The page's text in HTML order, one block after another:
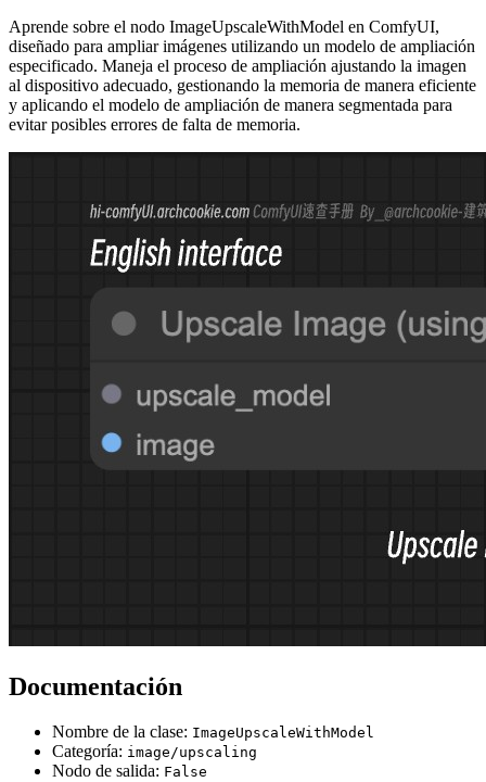
Aprende sobre el nodo ImageUpscaleWithModel en ComfyUI,
diseñado para ampliar imágenes utilizando un modelo de ampliación
especificado. Maneja el proceso de ampliación ajustando la imagen
al dispositivo adecuado, gestionando la memoria de manera eficiente
y aplicando el modelo de ampliación de manera segmentada para
evitar posibles errores de falta de memoria.
Documentación
Nombre de la clase: ImageUpscaleWithModel
Categoría: image/upscaling
Nodo de salida: False